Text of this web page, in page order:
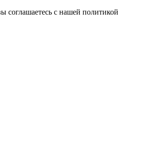
соглашаетесь с нашей политикой